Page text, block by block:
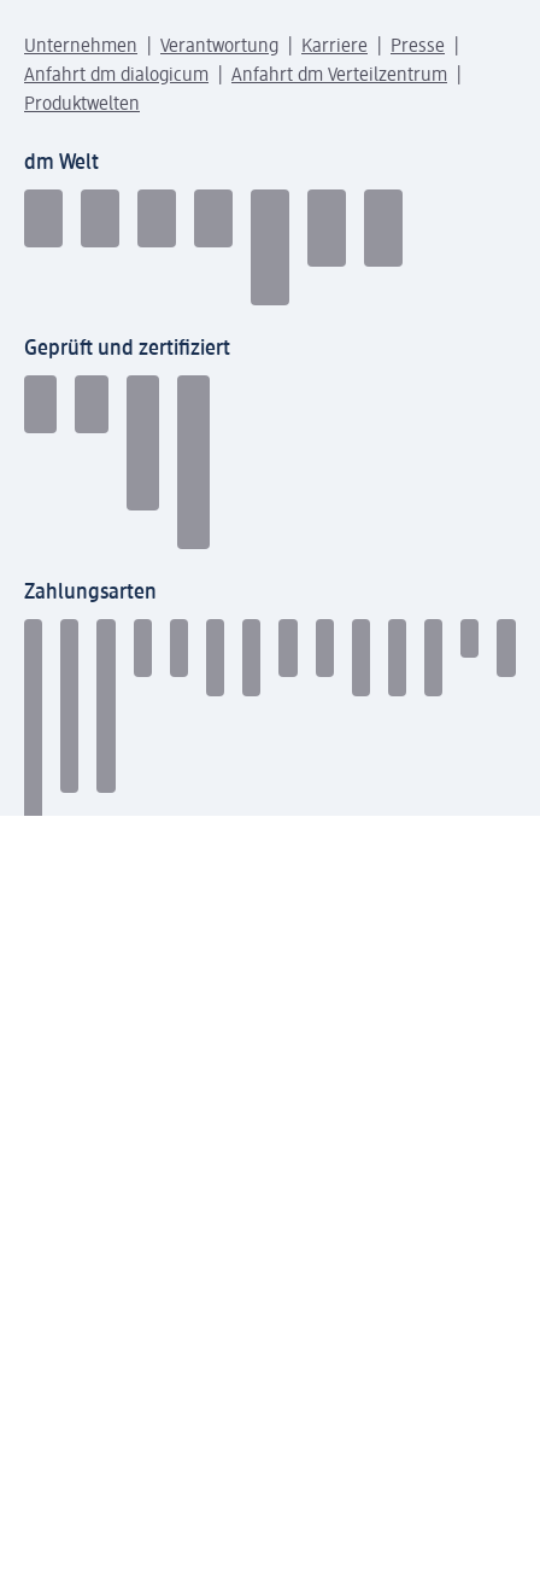
Unternehmen Verantwortung Karriere
Presse
Anfahrt dm dialogicum
Anfahrt dm Verteilzentrum
Produktwelten
dm Welt
Geprüft und zertifiziert
Zahlungsarten